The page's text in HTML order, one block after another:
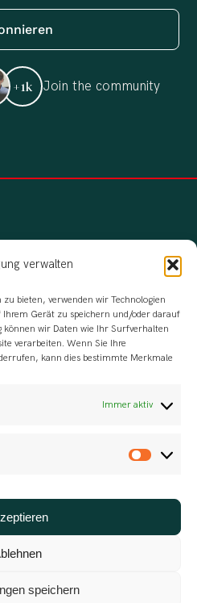
verwalten
bieten, verwenden wir Technologien
Gerät zu speichern und/oder darauf
wir Daten wie Ihr Surfverhalten
verarbeiten. Wenn Sie Ihre
kann dies bestimmte Merkmale
Immer aktiv
speichern
+1k Join the community
und Bewertung